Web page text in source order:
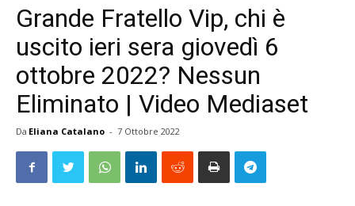
Grande Fratello Vip, chi è
uscito ieri sera giovedì 6
ottobre 2022? Nessun
Eliminato | Video Mediaset
Da Eliana Catalano - 7 Ottobre 2022